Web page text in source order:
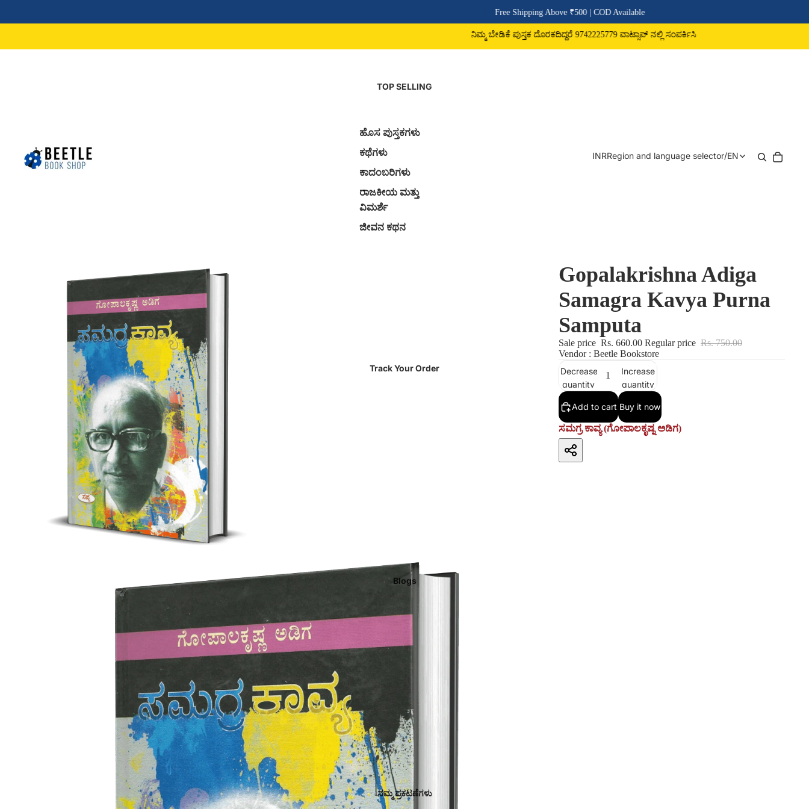
Free Shipping Above ₹500 | COD Available
ನಿಮ್ಮ ಬೇಡಿಕೆ ಪುಸ್ತಕ ದೊರಕದಿದ್ದರೆ 9742225779 ವಾಟ್ಸಾಪ್ ನಲ್ಲಿ ಸಂಪರ್ಕಿಸಿ
TOP SELLING
ಹೊಸ ಪುಸ್ತಕಗಳು
ಕಥೆಗಳು
ಕಾದಂಬರಿಗಳು
ರಾಜಕೀಯ ಮತ್ತು
ವಿಮರ್ಶೆ
ಜೀವನ ಕಥನ
Track Your Order
Blogs
ನಮ್ಮ ಪ್ರಕಟಣೆಗಳು
INRRegion and language selector/EN
Gopalakrishna Adiga
Samagra Kavya Purna
Samputa
Sale price Rs. 660.00 Regular price Rs. 750.00
Vendor : Beetle Bookstore
Decrease
quantity
Increase
quantity
Add to cart Buy it now
ಸಮಗ್ರ ಕಾವ್ಯ (ಗೋಪಾಲಕೃಷ್ನ ಅಡಿಗ)